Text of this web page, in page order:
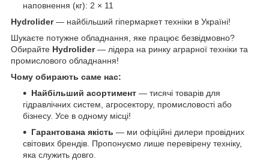
наповнення (кг): 2 × 11
Hydrolider— найбільший гіпермаркет техніки в Україні!
Шукаєте потужне обладнання, яке працює безвідмовно?
Обирайте Hydrolider— лідера на ринку аграрної техніки та
промислового обладнання!
Чому обирають саме нас:
Найбільший асортимент — тисячі товарів для
гідравлічних систем, агросектору, промисловості або
бізнесу. Усе в одному місці!
Гарантована якість — ми офіційні дилери провідних
світових брендів. Пропонуємо лише перевірену техніку,
яка служить довго.